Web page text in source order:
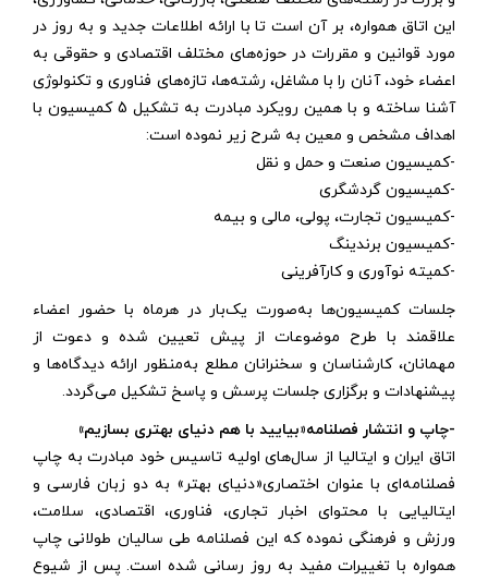
این اتاق همواره، بر آن است تا با ارائه اطلاعات جدید و به روز در
مورد قوانین و مقررات در حوزه‌های مختلف اقتصادی و حقوقی به
اعضاء خود، آنان را با مشاغل، رشته‌ها، تازه‌های فناوری و تکنولوژی
آشنا ساخته و با همین رویکرد مبادرت به تشکیل 5 کمیسیون با
اهداف مشخص و معین به شرح زیر نموده است:
-کمیسیون صنعت و حمل و نقل
-کمیسیون گردشگری
-کمیسیون تجارت، پولی، مالی و بیمه
-کمیسیون برندینگ
-کمیته نوآوری و کارآفرینی
جلسات کمیسیون‌ها به‌صورت یک‌بار در هرماه با حضور اعضاء
علاقمند با طرح موضوعات از پیش تعیین شده و دعوت از
مهمانان، کارشناسان و سخنرانان مطلع به‌منظور ارائه دیدگاه‌ها و
پیشنهادات و برگزاری جلسات پرسش و پاسخ تشکیل می‌گردد.
-چاپ و انتشار فصلنامه«بیایید با هم دنیای بهتری بسازیم»
اتاق ایران و ایتالیا از سال‌های اولیه تاسیس خود مبادرت به چاپ
فصلنامه‌ای با عنوان اختصاری«دنیای بهتر» به دو زبان فارسی و
ایتالیایی با محتوای اخبار تجاری، فناوری، اقتصادی، سلامت،
ورزش و فرهنگی نموده که این فصلنامه طی سالیان طولانی چاپ
همواره با تغییرات مفید به روز رسانی شده است. پس از شیوع